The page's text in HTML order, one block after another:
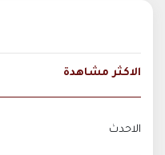
الاكثر مشاهدة
الاحدث